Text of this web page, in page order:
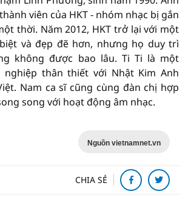
viên của HKT - nhóm nhạc bị gắn
thời. Năm 2012, HKT trở lại với một
và đẹp đẽ hơn, nhưng họ duy trì
không được bao lâu. Ti Ti là một
thân thiết với Nhật Kim Anh
Nam ca sĩ cũng cùng đàn chị hợp
song với hoạt động âm nhạc.
Nguồn vietnamnet.vn
CHIA SẺ